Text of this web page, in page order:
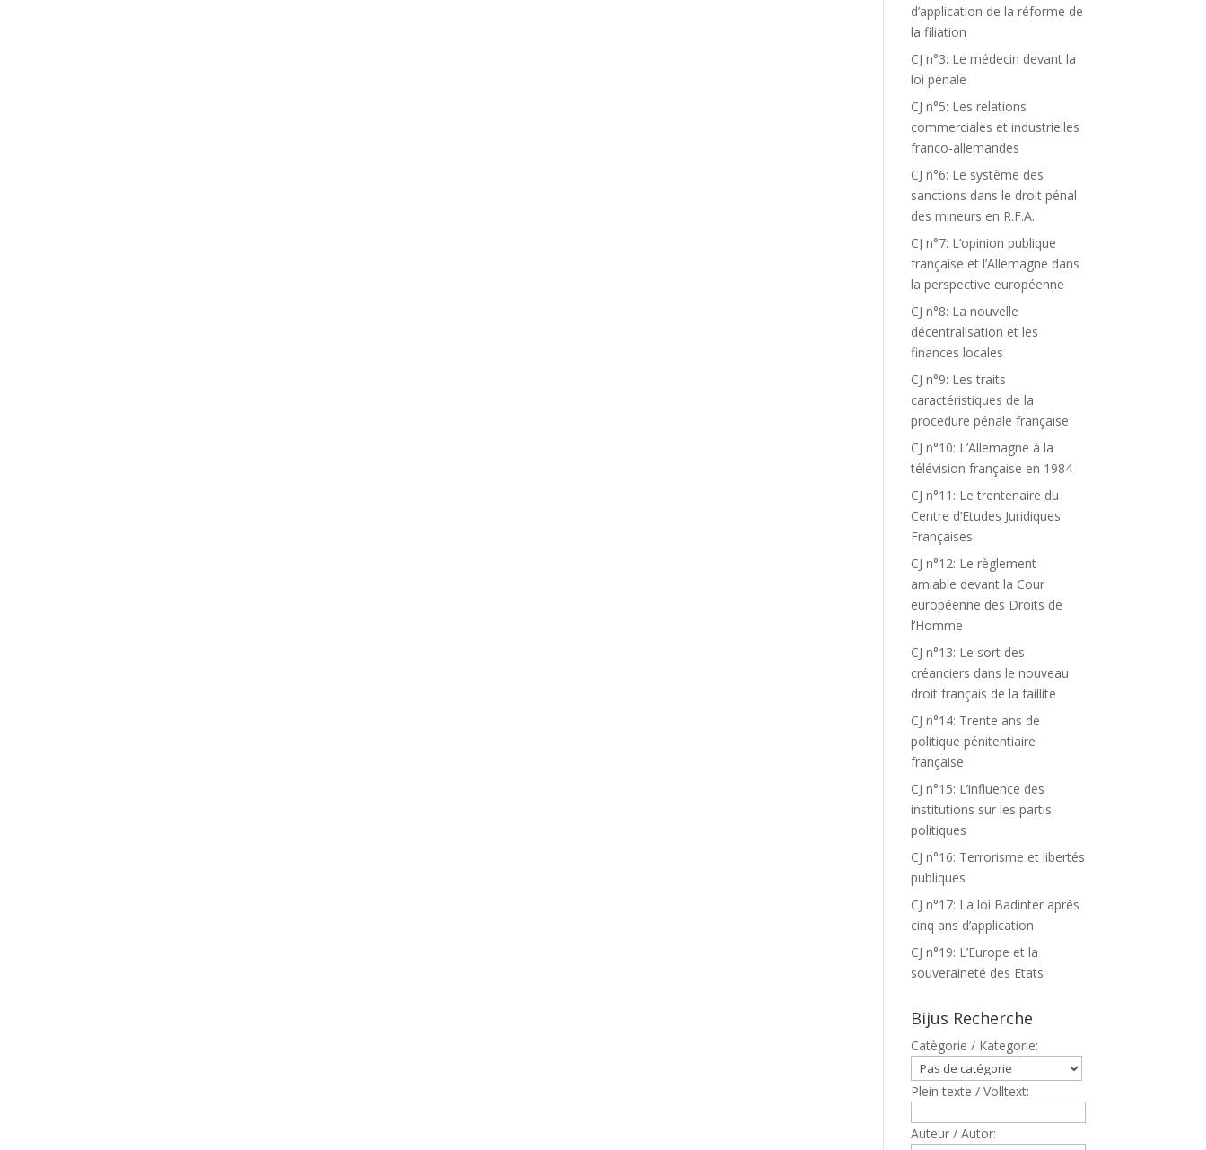
d’application de la réforme de
la filiation
CJ n°3: Le médecin devant la
loi pénale
CJ n°5: Les relations
commerciales et industrielles
franco-allemandes
CJ n°6: Le système des
sanctions dans le droit pénal
des mineurs en R.F.A.
CJ n°7: L’opinion publique
française et l’Allemagne dans
la perspective européenne
CJ n°8: La nouvelle
décentralisation et les
finances locales
CJ n°9: Les traits
caractéristiques de la
procedure pénale française
CJ n°10: L’Allemagne à la
télévision française en 1984
CJ n°11: Le trentenaire du
Centre d’Etudes Juridiques
Françaises
CJ n°12: Le règlement
amiable devant la Cour
européenne des Droits de
l’Homme
CJ n°13: Le sort des
créanciers dans le nouveau
droit français de la faillite
CJ n°14: Trente ans de
politique pénitentiaire
française
CJ n°15: L’influence des
institutions sur les partis
politiques
CJ n°16: Terrorisme et libertés
publiques
CJ n°17: La loi Badinter après
cinq ans d’application
CJ n°19: L’Europe et la
souveraineté des Etats
Bijus Recherche
Catègorie / Kategorie:
Plein texte / Volltext:
Auteur / Autor: